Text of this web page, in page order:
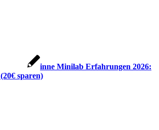
inne Mini­lab Erfah­run­gen 2026:
spa­ren)